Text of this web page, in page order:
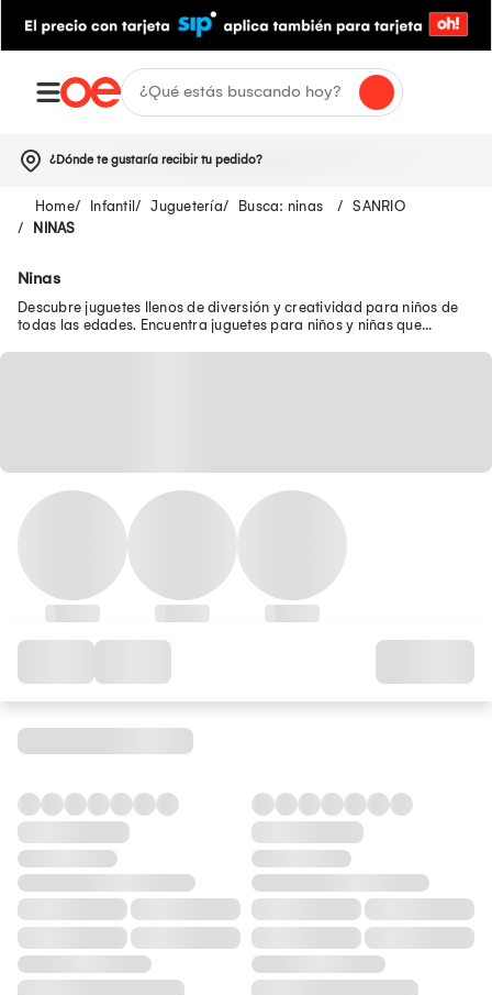
¿Dónde te gustaría recibir tu pedido?
Infantil Juguetería Busca: ninas
SANRIO
NINAS
Ninas
Descubre juguetes llenos de diversión y creatividad para niños de
todas las edades. Encuentra juguetes para niños y niñas que